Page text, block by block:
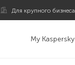
Для крупного бизнеса
My Kaspersky